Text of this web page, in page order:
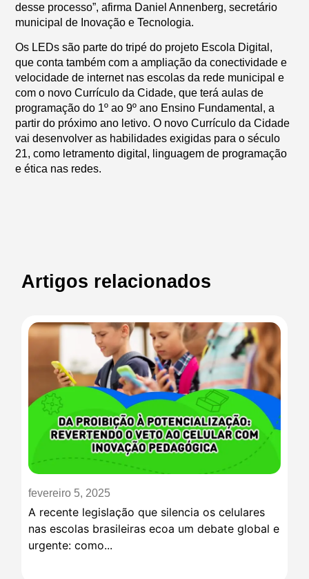
desse processo”, afirma Daniel Annenberg, secretário
municipal de Inovação e Tecnologia.
Os LEDs são parte do tripé do projeto Escola Digital,
que conta também com a ampliação da conectividade e
velocidade de internet nas escolas da rede municipal e
com o novo Currículo da Cidade, que terá aulas de
programação do 1º ao 9º ano Ensino Fundamental, a
partir do próximo ano letivo. O novo Currículo da Cidade
vai desenvolver as habilidades exigidas para o século
21, como letramento digital, linguagem de programação
e ética nas redes.
Artigos relacionados
fevereiro 5, 2025
A recente legislação que silencia os celulares
nas escolas brasileiras ecoa um debate global e
urgente: como...